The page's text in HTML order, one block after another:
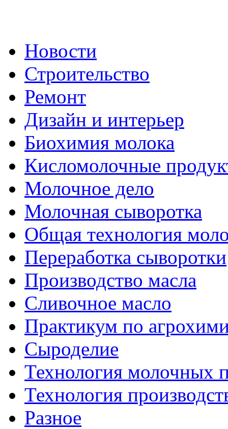
Новости
Строительство
Ремонт
Дизайн и интерьер
Биохимия молока
Кисломолочные
Молочное дело
Молочная сыворотка
Общая технология
Переработка сыворотки
Производство масла
Сливочное масло
Практикум по
Сыроделие
Технология молочных
Технология
Разное